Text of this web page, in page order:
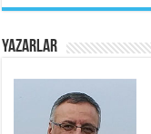
YAZARLAR